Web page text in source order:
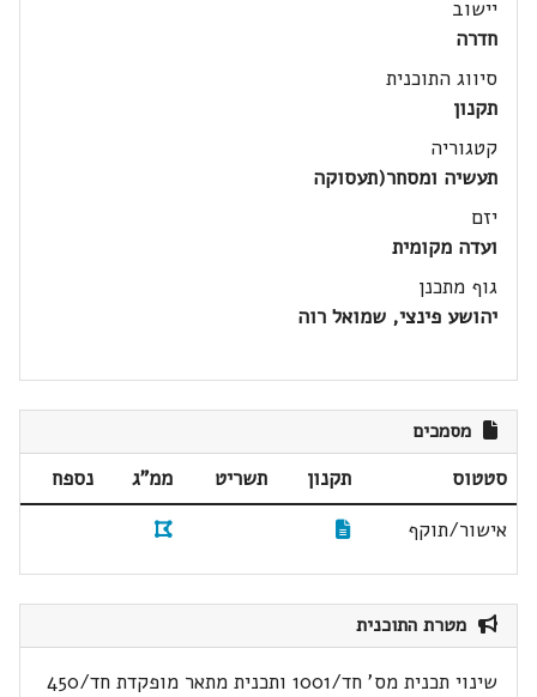
יישוב
חדרה
סיווג התוכנית
תקנון
קטגוריה
תעשיה ומסחר(תעסוקה
יזם
ועדה מקומית
גוף מתכנן
יהושע פינצי, שמואל רוה
מסמכים
סטטוס תקנון תשריט ממ"ג
נספח
אישור/תוקף
מטרת התוכנית
שינוי תכנית מס' חד/1001 ותכנית מתאר מופקדת חד/450